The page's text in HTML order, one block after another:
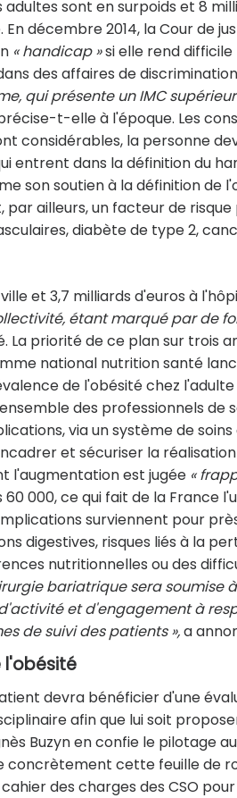
adultes sont en surpoids et 8
décembre 2014, la Cour de
« handicap »si elle rend difficile
des affaires de
qui présente un IMC
t-elle à l'époque. Les
considérables, la personne
entrent dans la définition du
son soutien à la définition de
par ailleurs, un facteur de
diabète de type 2,
et 3,7 milliards d'euros à
étant marqué par de
La priorité de ce plan sur trois
national nutrition santé
de l'obésité chez
des professionnels
via un système de
et sécuriser la
l'augmentation est jugée «
60 000, ce qui fait de la France
surviennent pour
digestives, risques liés à la
nutritionnelles ou des
bariatrique sera soumise
et d'engagement à
de suivi des patients »,a
l'obésité
devra bénéficier d'une
afin que lui soit
Buzyn en confie le pilotage
cette feuille de
des charges des CSO